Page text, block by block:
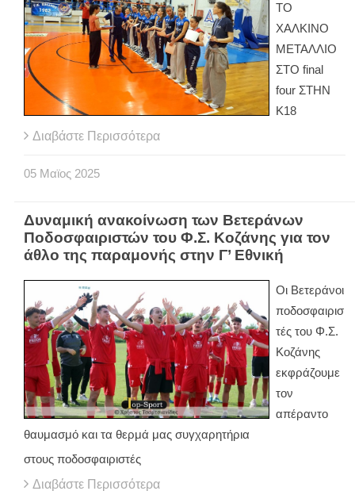
ΤΟ
ΧΑΛΚΙΝΟ
ΜΕΤΑΛΛΙΟ
ΣΤΟ final
four ΣΤΗΝ
Κ18
Διαβάστε Περισσότερα
05 Μαϊος 2025
Δυναμική ανακοίνωση των Βετεράνων
Ποδοσφαιριστών του Φ.Σ. Κοζάνης για τον
άθλο της παραμονής στην Γ’ Εθνική
Οι Βετεράνοι
ποδοσφαιρισ
τές του Φ.Σ.
Κοζάνης
εκφράζουμε
τον
απέραντο
θαυμασμό και τα θερμά μας συγχαρητήρια
στους ποδοσφαιριστές
Διαβάστε Περισσότερα